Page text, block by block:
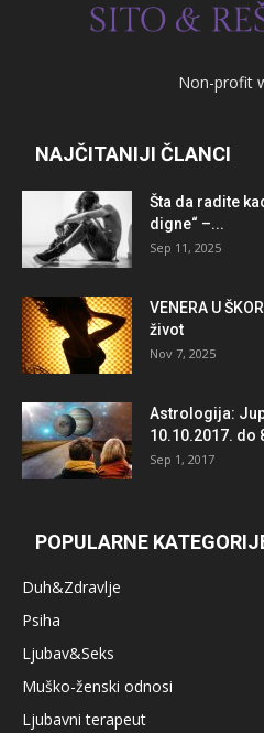
Non-profit
NAJČITANIJI ČLANCI
Šta da radite
digne“ –...
Sep 11, 2025
VENERA U
život
Nov 7, 2025
Astrologija:
10.10.2017. do
Sep 1, 2017
POPULARNE
Duh&Zdravlje
Psiha
Ljubav&Seks
Muško-ženski odnosi
Ljubavni terapeut